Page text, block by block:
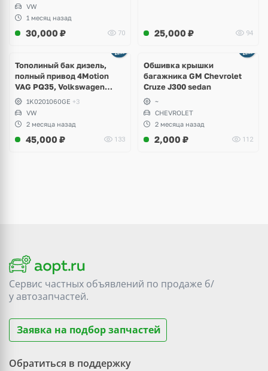
VW
1 месяц назад
30,000 ₽ 70 25,000 ₽ 94
Тополиный бак дизель,
полный привод 4Motion
VAG PQ35, Volkswagen
Scirocco, Golf V, VI, Skoda
Yeti, Octavia A5, Superb,
Audi A3, Seat Altea
1K0201060GE +3
VW
2 месяца назад
45,000 ₽ 133
Обшивка крышки
багажника GM Chevrolet
Cruze J300 sedan
~
CHEVROLET
2 месяца назад
2,000 ₽ 112
Сервис частных объявлений по продаже б/
уавтозапчастей.
Заявка на подбор запчастей
Обратиться в поддержку